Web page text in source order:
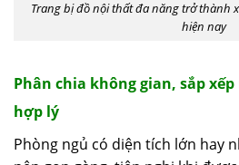
Trang bị đồ nội thất đa năng trở thành
hiện nay
Phân chia không gian, sắp
hợp lý
Phòng ngủ có diện tích lớn hay